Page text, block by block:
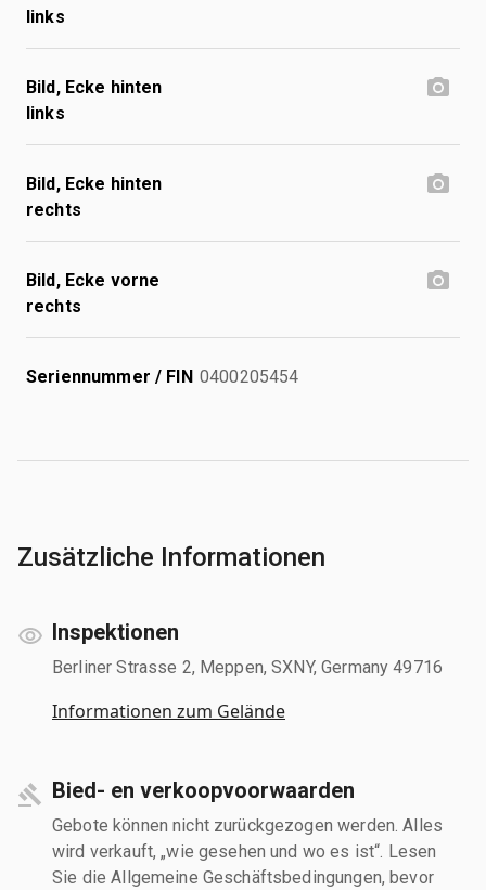
links
Bild, Ecke hinten
links
Bild, Ecke hinten
rechts
Bild, Ecke vorne
rechts
Seriennummer / FIN 0400205454
Zusätzliche Informationen
Inspektionen
Berliner Strasse 2, Meppen, SXNY, Germany 49716
Informationen zum Gelände
Bied- en verkoopvoorwaarden
Gebote können nicht zurückgezogen werden. Alles
wird verkauft, „wie gesehen und wo es ist“. Lesen
Sie die Allgemeine Geschäftsbedingungen, bevor